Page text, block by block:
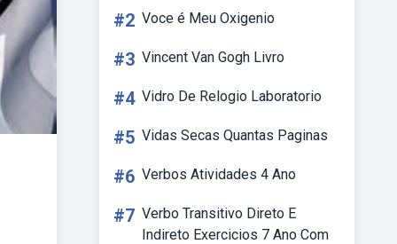
#2 Voce é Meu Oxigenio
#3 Vincent Van Gogh Livro
#4 Vidro De Relogio Laboratorio
#5 Vidas Secas Quantas Paginas
#6 Verbos Atividades 4 Ano
#7 Verbo Transitivo Direto E
Indireto Exercicios 7 Ano Com